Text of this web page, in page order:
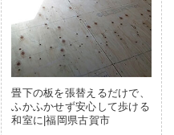
畳下の板を張替えるだけで、
ふかふかせず安心して歩ける
和室に|福岡県古賀市